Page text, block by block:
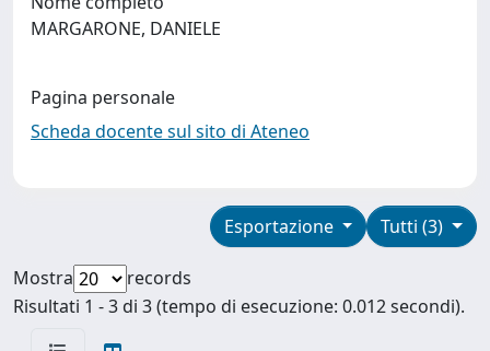
MARGARONE, DANIELE
Pagina personale
Scheda docente sul sito di Ateneo
Tutti (3)
Esportazione
Mostra
records
Risultati 1 - 3 di 3 (tempo di esecuzione: 0.012 secondi).